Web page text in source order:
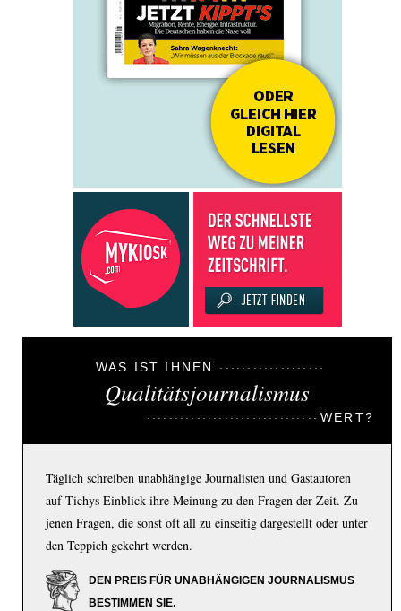
WAS IST IHNEN
Qualitätsjournalismus
WERT?
Täglich schreiben unabhängige Journalisten und Gastautoren
auf Tichys Einblick ihre Meinung zu den Fragen der Zeit. Zu
jenen Fragen, die sonst oft all zu einseitig dargestellt oder unter
den Teppich gekehrt werden.
DEN PREIS FÜR UNABHÄNGIGEN JOURNALISMUS
BESTIMMEN SIE.